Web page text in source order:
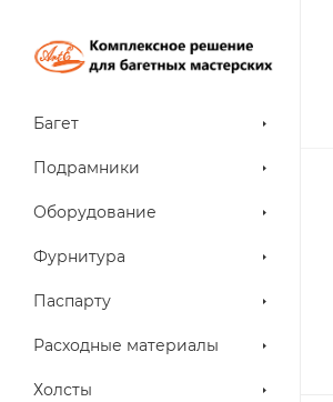
Багет
Подрамники
Оборудование
Фурнитура
Паспарту
Расходные материалы
Холсты